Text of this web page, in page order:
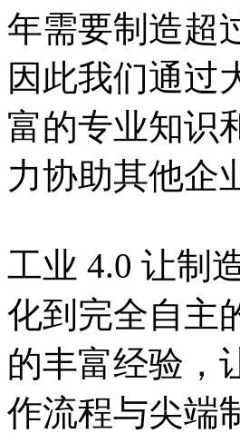
年需要制造超过
因此我们通过
富的专业知识和
力协助其他企
工业 4.0 让制
化到完全自主
的丰富经验
作流程与尖端